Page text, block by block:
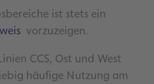
ist stets ein
vorzuzeigen.
CCS, Ost und West
häufige Nutzung am